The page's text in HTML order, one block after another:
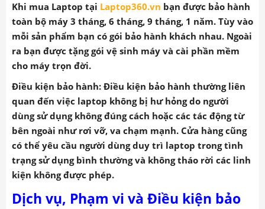
Khi mua Laptop tại Laptop360.vn bạn được bảo hành
toàn bộ máy 3 tháng, 6 tháng, 9 tháng, 1 năm. Tùy vào
mỗi sản phẩm bạn có gói bảo hành khách nhau. Ngoài
ra bạn được tặng gói vệ sinh máy và cài phần mềm
cho máy trọn đời.
Điều kiện bảo hành: Điều kiện bảo hành thường liên
quan đến việc laptop không bị hư hỏng do người
dùng sử dụng không đúng cách hoặc các tác động từ
bên ngoài như rơi vỡ, va chạm mạnh. Cửa hàng cũng
có thể yêu cầu người dùng duy trì laptop trong tình
trạng sử dụng bình thường và không tháo rời các linh
kiện không được phép.
Dịch vụ, Phạm vi và Điều kiện bảo